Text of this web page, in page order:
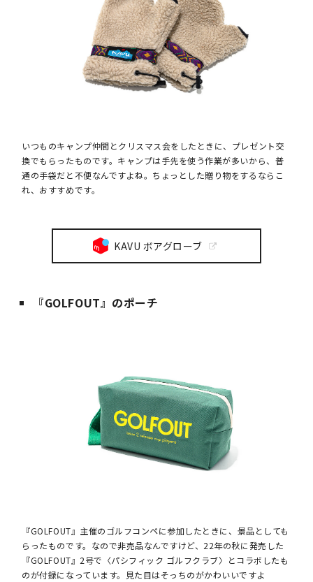
いつものキャンプ仲間とクリスマス会をしたときに、プレゼント交
換でもらったものです。キャンプは手先を使う作業が多いから、普
通の手袋だと不便なんですよね。ちょっとした贈り物をするならこ
れ、おすすめです。
KAVU ボアグローブ
『GOLFOUT』のポーチ
『GOLFOUT』主催のゴルフコンペに参加したときに、景品としても
らったものです。なので非売品なんですけど、22年の秋に発売した
『GOLFOUT』2号で〈パシフィック ゴルフクラブ〉とコラボしたも
のが付録になっています。見た目はそっちのがかわいいですよ